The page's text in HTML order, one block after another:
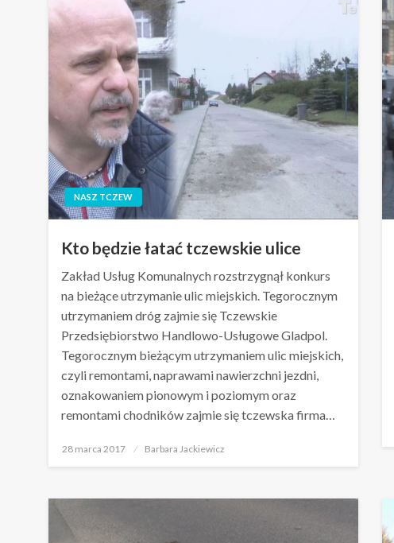
NASZ TCZEW
Kto będzie łatać tczewskie ulice
Zakład Usług Komunalnych rozstrzygnął konkurs
na bieżące utrzymanie ulic miejskich. Tegorocznym
utrzymaniem dróg zajmie się Tczewskie
Przedsiębiorstwo Handlowo-Usługowe Gladpol.
Tegorocznym bieżącym utrzymaniem ulic miejskich,
czyli remontami, naprawami nawierzchni jezdni,
oznakowaniem pionowym i poziomym oraz
remontami chodników zajmie się tczewska firma…
Opublikowane
28 marca 2017 Barbara Jackiewicz